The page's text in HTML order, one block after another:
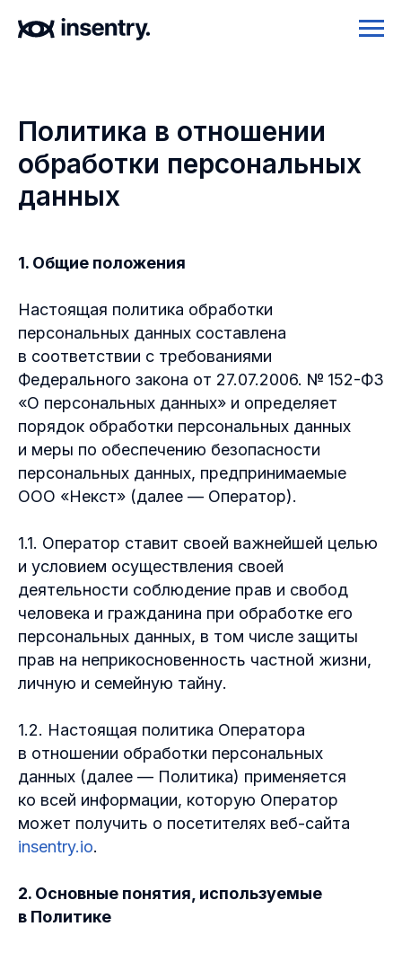
Политика в отношении
обработки персональных
данных
1. Общие положения
Настоящая политика обработки
персональных данных составлена
в соответствии с требованиями
Федерального закона от 27.07.2006. № 152-ФЗ
«О персональных данных» и определяет
порядок обработки персональных данных
и меры по обеспечению безопасности
персональных данных, предпринимаемые
ООО «Некст» (далее — Оператор).
1.1. Оператор ставит своей важнейшей целью
и условием осуществления своей
деятельности соблюдение прав и свобод
человека и гражданина при обработке его
персональных данных, в том числе защиты
прав на неприкосновенность частной жизни,
личную и семейную тайну.
1.2. Настоящая политика Оператора
в отношении обработки персональных
данных (далее — Политика) применяется
ко всей информации, которую Оператор
может получить о посетителях веб-сайта
insentry.io.
2. Основные понятия, используемые
в Политике